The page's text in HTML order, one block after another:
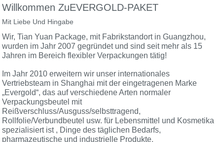
Willkommen ZuEVERGOLD-PAKET
Mit Liebe Und Hingabe
Wir, Tian Yuan Package, mit Fabrikstandort in Guangzhou,
wurden im Jahr 2007 gegründet und sind seit mehr als 15
Jahren im Bereich flexibler Verpackungen tätig!
Im Jahr 2010 erweitern wir unser internationales
Vertriebsteam in Shanghai mit der eingetragenen Marke
„Evergold“, das auf verschiedene Arten normaler
Verpackungsbeutel mit
Reißverschluss/Ausguss/selbsttragend,
Rollfolie/Verbundbeutel usw. für Lebensmittel und Kosmetika
spezialisiert ist , Dinge des täglichen Bedarfs,
pharmazeutische und industrielle Produkte.